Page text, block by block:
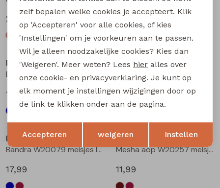
24,99
19,99
D-zine
Bailee W20080 meisjes sweatshirt Wijnrood
19,99
D-zine
17,99
D-zine
Bandra W20079 meisjes lange broek Wijnrood
17,99
D-zine
Mesha aop W20257 meisjes t-shirts lange mouw Bruin donker
11,99
Terug Opslaan
zelf bepalen welke cookies je accepteert. Klik
op 'Accepteren' voor alle cookies, of kies
'Instellingen' om je voorkeuren aan te passen.
Wil je alleen noodzakelijke cookies? Kies dan
'Weigeren'. Meer weten? Lees hier alles over
onze cookie- en privacyverklaring. Je kunt op
elk moment je instellingen wijzigingen door op
de link te klikken onder aan de pagina.
Accepteren weigeren Instellen